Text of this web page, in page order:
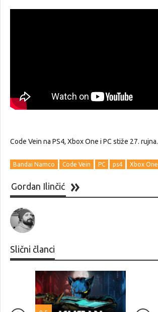
Code Vein na PS4, Xbox One i PC stiže 27. rujna.
Bandai Namco Code Vein PC ps4 Xbox One
Gordan Ilinčić
Slični članci